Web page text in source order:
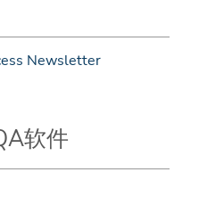
Newsletter
软件